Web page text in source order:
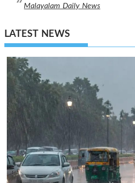
Malayalam Daily News
LATEST NEWS